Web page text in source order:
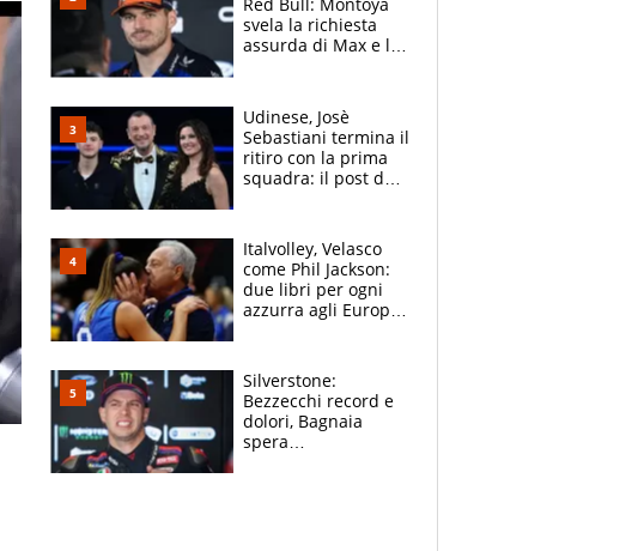
Red Bull: Montoya
svela la richiesta
assurda di Max e lo
McLaren siano
meglio?”
Udinese, Josè
Sebastiani termina il
ritiro con la prima
squadra: il post del
sfondo
Italvolley, Velasco
come Phil Jackson:
due libri per ogni
azzurra agli Europei.
Silverstone:
Bezzecchi record e
dolori, Bagnaia
spera